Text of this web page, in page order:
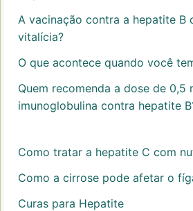
A vacinação contra a hepatite B
vitalícia?
O que acontece quando você
Quem recomenda a dose de 0,5
imunoglobulina contra hepatite
Como tratar a hepatite C com
Como a cirrose pode afetar o
Curas para Hepatite